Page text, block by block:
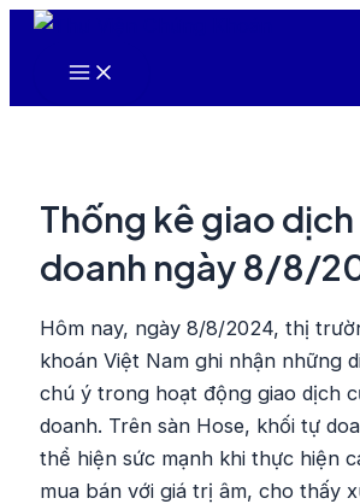
Nhảy
Main
Thống kê giao
doanh ngày 8/8/
Hôm nay, ngày 8/8/2024, thị
khoán Việt Nam ghi nhận những
chú ý trong hoạt động giao dịch
doanh. Trên sàn Hose, khối tự
thể hiện sức mạnh khi thực hiện
mua bán với giá trị âm, cho thấy